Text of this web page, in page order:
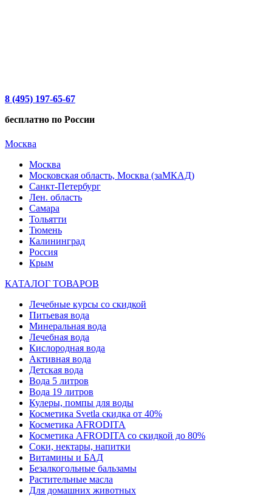
8 (495) 197-65-67
бесплатно по России
Москва
Москва
Московская область, Москва (заМКАД)
Санкт-Петербург
Лен. область
Самара
Тольятти
Тюмень
Калининград
Россия
Крым
КАТАЛОГ ТОВАРОВ
Лечебные курсы со скидкой
Питьевая вода
Минеральная вода
Лечебная вода
Кислородная вода
Активная вода
Детская вода
Вода 5 литров
Вода 19 литров
Кулеры, помпы для воды
Косметика Svetla скидка от 40%
Косметика AFRODITA
Косметика AFRODITA со скидкой до 80%
Соки, нектары, напитки
Витамины и БАД
Безалкогольные бальзамы
Растительные масла
Для домашних животных